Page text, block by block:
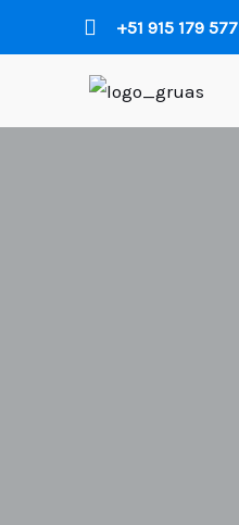
+51 915 179 577